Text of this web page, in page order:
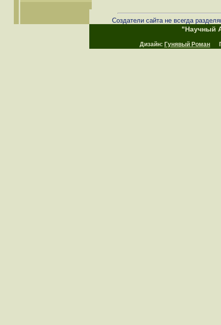
Создатели сайта не всегда
"Научный
Дизайн: Гунявый Роман